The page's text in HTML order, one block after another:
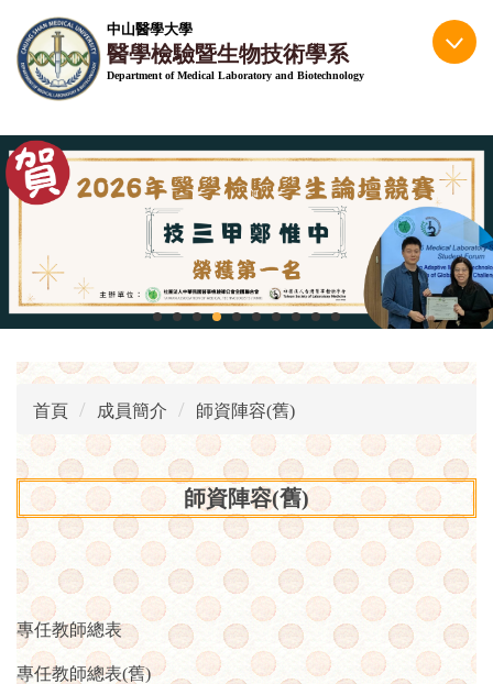
到
主
容
區
中山醫學大學
醫學檢驗暨生物技術學系
Department of Medical Laboratory and Biotechnology
首頁 成員簡介 師資陣容(舊)
師資陣容(舊)
專任教師總表
專任教師總表(舊)